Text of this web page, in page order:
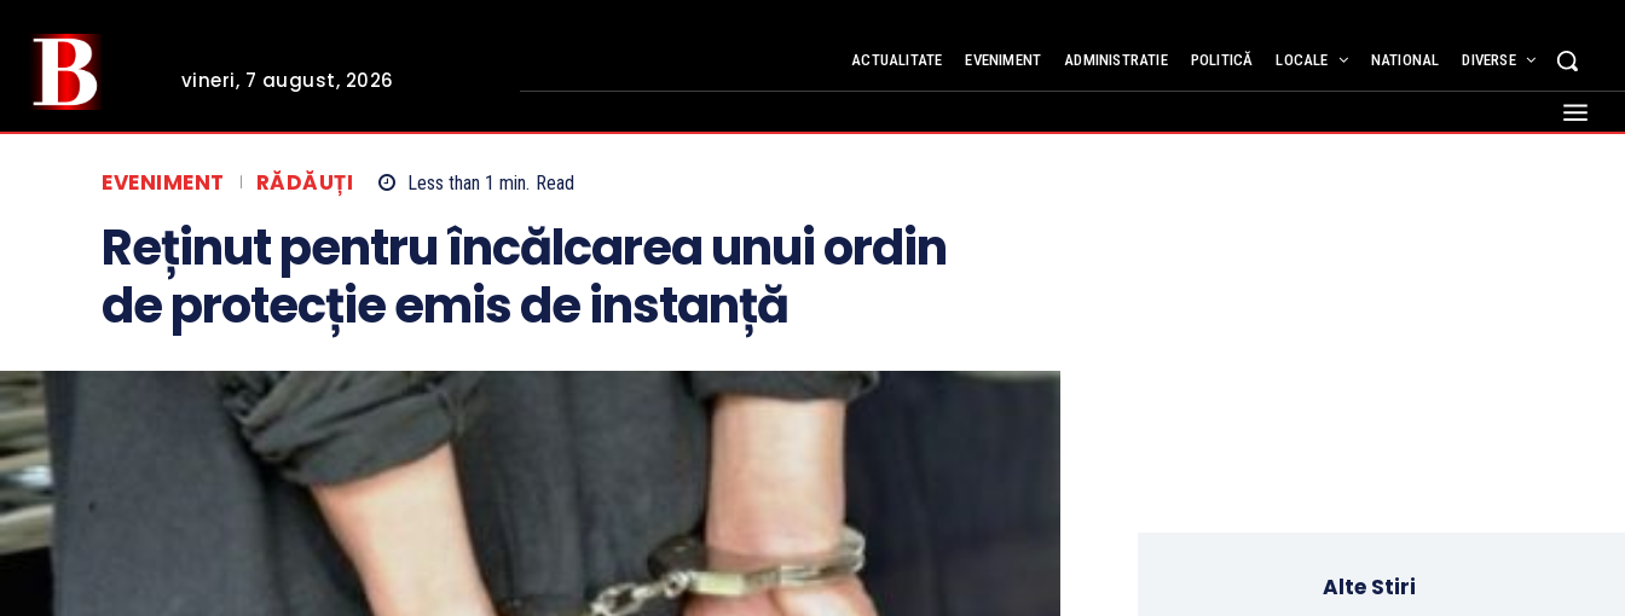
vineri, 7 august, 2026
ACTUALITATE EVENIMENT ADMINISTRATIE POLITICĂ LOCALE NATIONAL DIVERSE
EVENIMENT RĂDĂUȚI Less than 1 min. Read
Reținut pentru încălcarea unui ordin
de protecție emis de instanță
Alte Stiri